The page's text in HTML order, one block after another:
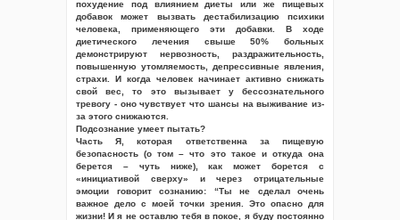
похудение под влиянием диеты или же пищевых
добавок может вызвать дестабилизацию психики
человека, применяющего эти добавки. В ходе
диетического лечения свыше 50% больных
демонстрируют нервозность, раздражительность,
повышенную утомляемость, депрессивные явления,
страхи. И когда человек начинает активно снижать
свой вес, то это вызывает у бессознательного
тревогу - оно чувствует что шансы на выживание из-
за этого снижаются.
Подсознание умеет пытать?
Часть Я, которая ответственна за пищевую
безопасность (о том – что это такое и откуда она
берется – чуть ниже), как может борется с
«инициативой сверху» и через отрицательные
эмоции говорит сознанию: “Ты не сделал очень
важное дело с моей точки зрения. Это опасно для
жизни! И я не оставлю тебя в покое, я буду постоянно